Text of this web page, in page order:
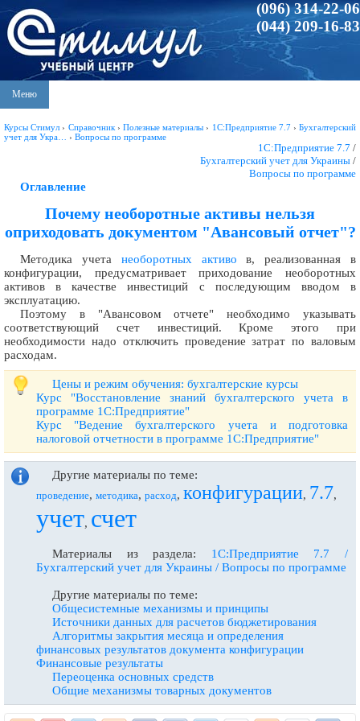
(096) 314-22-06
(044) 209-16-83
Меню
Курсы Стимул › Справочник› Полезные материалы › 1С:Предприятие 7.7›Бухгалтерский
учет для Укра…
› Вопросы по программе
1С:Предприятие 7.7 /
Бухгалтерский учет для Украины /
Вопросы по программе
Оглавление
Почему необоротные активы нельзя
оприходовать документом "Авансовый отчет"?
Методика учета необоротных активо в, реализованная в
конфигурации, предусматривает приходование необоротных
активов в качестве инвестиций с последующим вводом в
эксплуатацию.
Поэтому в "Авансовом отчете" необходимо указывать
соответствующий счет инвестиций. Кроме этого при
необходимости надо отключить проведение затрат по валовым
расходам.
Цены и режим обучения: бухгалтерские курсы
Курс "Восстановление знаний бухгалтерского учета в
программе 1С:Предприятие"
Курс "Ведение бухгалтерского учета и подготовка
налоговой отчетности в программе 1С:Предприятие"
Другие материалы по теме:
проведение, методика, расход, конфигурации, 7.7,
учет, счет
Материалы из раздела: 1С:Предприятие 7.7 /
Бухгалтерский учет для Украины / Вопросы по программе
Другие материалы по теме:
Общесистемные механизмы и принципы
Источники данных для расчетов бюджетирования
Алгоритмы закрытия месяца и определения
финансовых результатов документа конфигурации
Финансовые результаты
Переоценка основных средств
Общие механизмы товарных документов